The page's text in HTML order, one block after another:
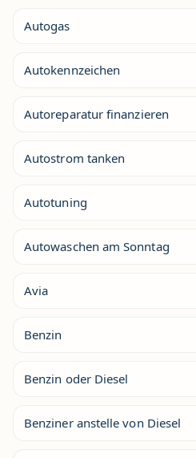
Autogas
Autokennzeichen
Autoreparatur finanzieren
Autostrom tanken
Autotuning
Autowaschen am Sonntag
Avia
Benzin
Benzin oder Diesel
Benziner anstelle von Diesel